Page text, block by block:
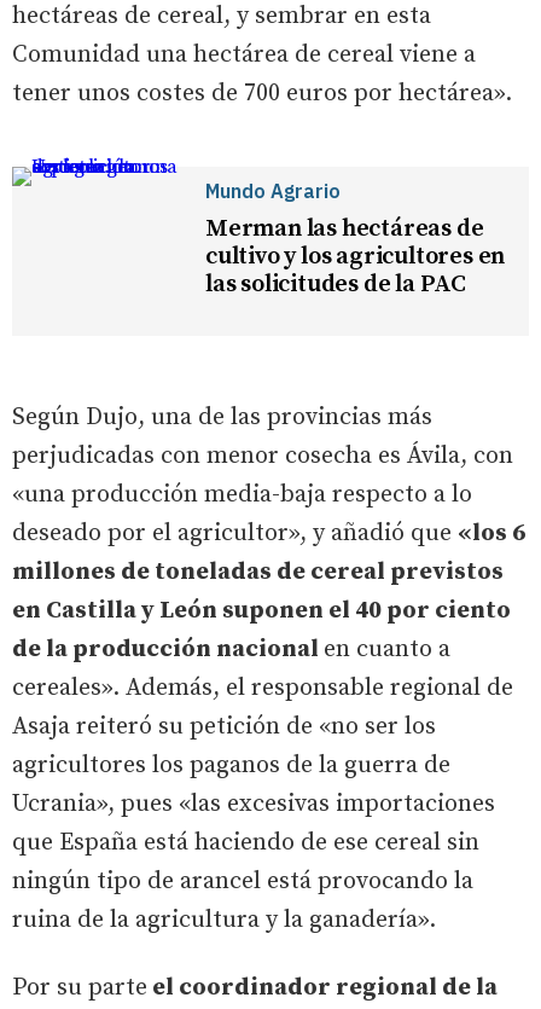
hectáreas de cereal, y sembrar en esta
Comunidad una hectárea de cereal viene a
tener unos costes de 700 euros por hectárea».
Mundo Agrario
Merman las hectáreas de
cultivo y los agricultores en
las solicitudes de la PAC
Según Dujo, una de las provincias más
perjudicadas con menor cosecha es Ávila, con
«una producción media-baja respecto a lo
deseado por el agricultor», y añadió que «los 6
millones de toneladas de cereal previstos
en Castilla y León suponen el 40 por ciento
de la producción nacional en cuanto a
cereales». Además, el responsable regional de
Asaja reiteró su petición de «no ser los
agricultores los paganos de la guerra de
Ucrania», pues «las excesivas importaciones
que España está haciendo de ese cereal sin
ningún tipo de arancel está provocando la
ruina de la agricultura y la ganadería».
Por su parte el coordinador regional de la